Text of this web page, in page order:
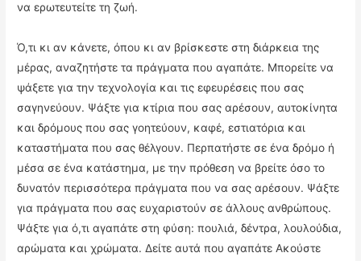
να ερωτευτείτε τη ζωή.
Ό,τι κι αν κάνετε, όπου κι αν βρίσκεστε στη διάρκεια της
μέρας, αναζητήστε τα πράγματα που αγαπάτε. Μπορείτε να
ψάξετε για την τεχνολογία και τις εφευρέσεις που σας
σαγηνεύουν. Ψάξτε για κτίρια που σας αρέσουν, αυτοκίνητα
και δρόμους που σας γοητεύουν, καφέ, εστιατόρια και
καταστήματα που σας θέλγουν. Περπατήστε σε ένα δρόμο ή
μέσα σε ένα κατάστημα, με την πρόθεση να βρείτε όσο το
δυνατόν περισσότερα πράγματα που να σας αρέσουν. Ψάξτε
για πράγματα που σας ευχαριστούν σε άλλους ανθρώπους.
Ψάξτε για ό,τι αγαπάτε στη φύση: πουλιά, δέντρα, λουλούδια,
αρώματα και χρώματα. Δείτε αυτά που αγαπάτε Ακούστε